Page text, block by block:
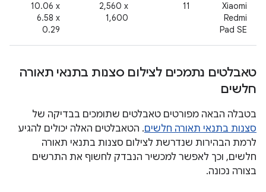
‫Xiaomi
Redmi
Pad SE
11
‎2,560 x
1,600
‪10.06 x
6.58 x
0.29
טאבלטים נתמכים לצילום סצנות בתנאי תאורה
חלשים
בטבלה הבאה מפורטים טאבלטים שתומכים בבדיקה של
סצנות בתנאי תאורה חלשים. הטאבלטים האלה יכולים להגיע
לרמת הבהירות שנדרשת לצילום סצנות בתנאי תאורה
חלשים, וכך לאפשר למכשיר הנבדק לחשוף את התרשים
בצורה נכונה.